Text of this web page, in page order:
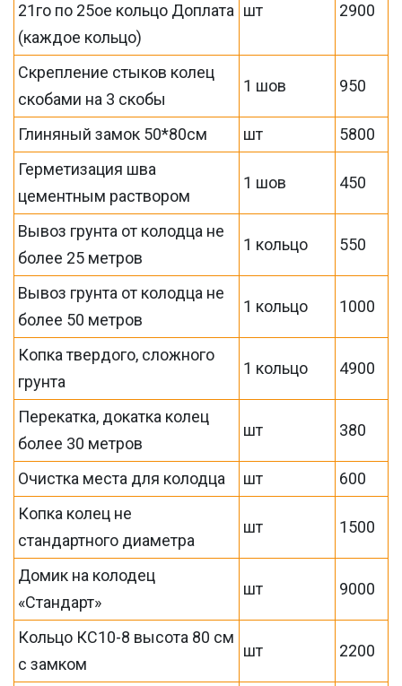
21го по 25ое кольцо Доплата
(каждое кольцо)
шт 2900
Скрепление стыков колец
скобами на 3 скобы
1 шов 950
Глиняный замок 50*80см шт
5800
Герметизация шва
цементным раствором
1 шов 450
Вывоз грунта от колодца не
более 25 метров
1 кольцо 550
Вывоз грунта от колодца не
более 50 метров
1 кольцо 1000
Копка твердого, сложного
грунта
1 кольцо 4900
Перекатка, докатка колец
более 30 метров
шт 380
Очистка места для колодца шт
600
Копка колец не
стандартного диаметра
шт 1500
Домик на колодец
«Стандарт»
шт 9000
Кольцо КС10-8 высота 80 см
с замком
шт 2200